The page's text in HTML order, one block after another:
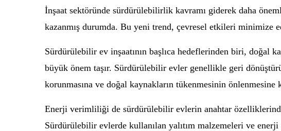
İnşaat sektöründe sürdürülebilirlik kavramı giderek daha
kazanmış durumda. Bu yeni trend, çevresel etkileri minimize
Sürdürülebilir ev inşaatının başlıca hedeflerinden biri, doğal
büyük önem taşır. Sürdürülebilir evler genellikle geri
korunmasına ve doğal kaynakların tükenmesinin önlenmesine
Enerji verimliliği de sürdürülebilir evlerin anahtar
Sürdürülebilir evlerde kullanılan yalıtım malzemeleri ve